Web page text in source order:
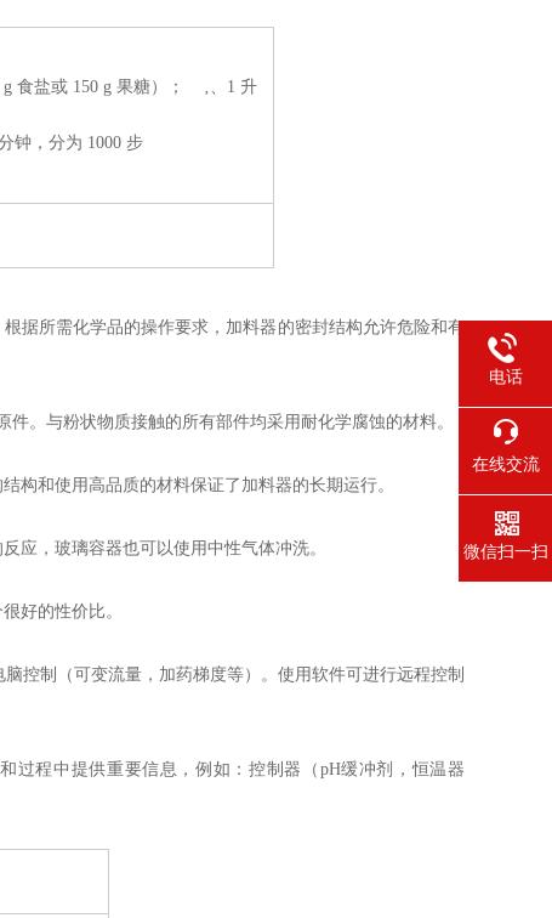
食盐或 150 g 果糖）；
‚、1 升
钟，分为 1000 步
据所需化学品的操作要求，加料器的密封结构允许危险和有
。与粉状物质接触的所有部件均采用耐化学腐蚀的材料。
构和使用高品质的材料保证了加料器的长期运行。
应，玻璃容器也可以使用中性气体冲洗。
好的性价比。
控制（可变流量，加药梯度等）。使用软件可进行远程控制
过程中提供重要信息，例如：控制器（pH缓冲剂，恒温器
电话
在线交流
微信扫一扫